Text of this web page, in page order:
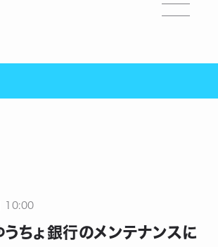
10:00
うちょ銀行のメンテナンスに